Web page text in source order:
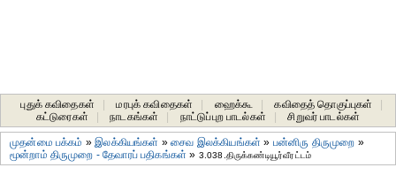
புதுக் கவிதைகள் மரபுக் கவிதைகள் ஹைக்கூ கவிதைத் தொகுப்புகள்
கட்டுரைகள்
நாடகங்கள் நாட்டுப்புற பாடல்கள் சிறுவர் பாடல்கள்
முதன்மை பக்கம் »இலக்கியங்கள் »சைவ இலக்கியங்கள் » பன்னிரு திருமுறை »
மூன்றாம் திருமுறை - தேவாரப் பதிகங்கள் » 3.038.திருக்கண்டியூர்வீரட்டம்